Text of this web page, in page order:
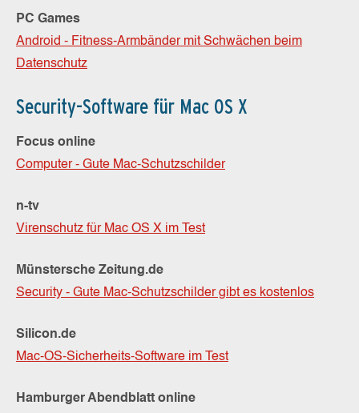
PC Games
Android - Fitness-Armbänder mit Schwächen beim
Datenschutz
Security-Software für Mac OS X
Focus online
Computer - Gute Mac-Schutzschilder
n-tv
Virenschutz für Mac OS X im Test
Münstersche Zeitung.de
Security - Gute Mac-Schutzschilder gibt es kostenlos
Silicon.de
Mac-OS-Sicherheits-Software im Test
Hamburger Abendblatt online